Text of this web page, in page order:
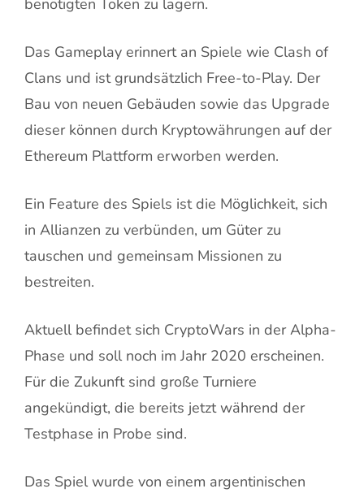
benötigten Token zu lagern.
Das Gameplay erinnert an Spiele wie Clash of
Clans und ist grundsätzlich Free-to-Play. Der
Bau von neuen Gebäuden sowie das Upgrade
dieser können durch Kryptowährungen auf der
Ethereum Plattform erworben werden.
Ein Feature des Spiels ist die Möglichkeit, sich
in Allianzen zu verbünden, um Güter zu
tauschen und gemeinsam Missionen zu
bestreiten.
Aktuell befindet sich CryptoWars in der Alpha-
Phase und soll noch im Jahr 2020 erscheinen.
Für die Zukunft sind große Turniere
angekündigt, die bereits jetzt während der
Testphase in Probe sind.
Das Spiel wurde von einem argentinischen